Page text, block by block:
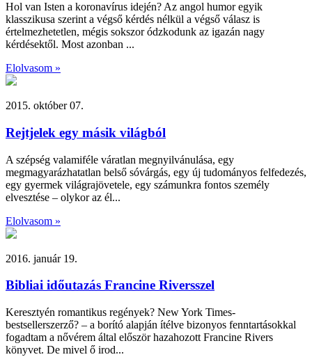
Hol van Isten a koronavírus idején? Az angol humor egyik
klasszikusa szerint a végső kérdés nélkül a végső válasz is
értelmezhetetlen, mégis sokszor ódzkodunk az igazán nagy
kérdésektől. Most azonban ...
Elolvasom »
2015. október 07.
Rejtjelek egy másik világból
A szépség valamiféle váratlan megnyilvánulása, egy
megmagyarázhatatlan belső sóvárgás, egy új tudományos felfedezés,
egy gyermek világrajövetele, egy számunkra fontos személy
elvesztése – olykor az él...
Elolvasom »
2016. január 19.
Bibliai időutazás Francine Riversszel
Keresztyén romantikus regények? New York Times-
bestsellerszerző? – a borító alapján ítélve bizonyos fenntartásokkal
fogadtam a nővérem által először hazahozott Francine Rivers
könyvet. De mivel ő irod...